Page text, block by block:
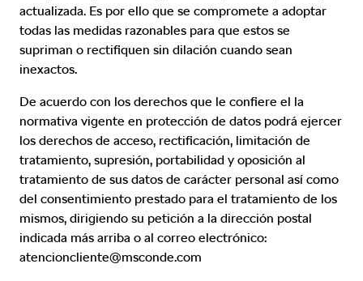
actualizada. Es por ello que se compromete a adoptar
todas las medidas razonables para que estos se
supriman o rectifiquen sin dilación cuando sean
inexactos.
De acuerdo con los derechos que le confiere el la
normativa vigente en protección de datos podrá ejercer
los derechos de acceso, rectificación, limitación de
tratamiento, supresión, portabilidad y oposición al
tratamiento de sus datos de carácter personal así como
del consentimiento prestado para el tratamiento de los
mismos, dirigiendo su petición a la dirección postal
indicada más arriba o al correo electrónico:
atencioncliente@msconde.com